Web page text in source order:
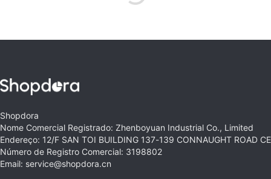
Shopdora
Nome Comercial Registrado: Zhenboyuan Industrial Co., Limited
Endereço: 12/F SAN TOI BUILDING 137-139 CONNAUGHT ROAD
Número de Registro Comercial: 3198802
Email: service@shopdora.cn